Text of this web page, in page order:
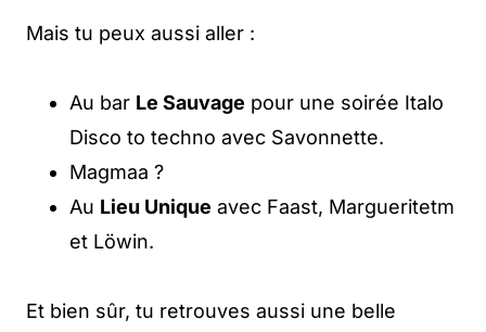
Mais tu peux aussi aller :
Au bar Le Sauvage pour une soirée Italo
Disco to techno avec Savonnette.
Magmaa ?
Au Lieu Unique avec Faast, Margueritetm
et Löwin.
Et bien sûr, tu retrouves aussi une belle